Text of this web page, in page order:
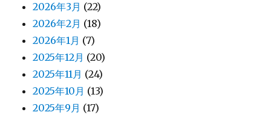
2026年3月 (22)
2026年2月 (18)
2026年1月 (7)
2025年12月 (20)
2025年11月 (24)
2025年10月 (13)
2025年9月 (17)